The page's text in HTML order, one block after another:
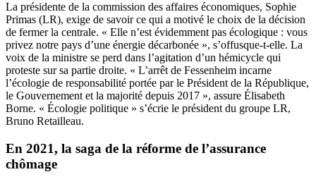
La présidente de la commission des affaires économiques, Sophie
Primas (LR), exige de savoir ce qui a motivé le choix de la décision
de fermer la centrale. « Elle n’est évidemment pas écologique : vous
privez notre pays d’une énergie décarbonée », s’offusque-t-elle. La
voix de la ministre se perd dans l’agitation d’un hémicycle qui
proteste sur sa partie droite. « L’arrêt de Fessenheim incarne
l’écologie de responsabilité portée par le Président de la République,
le Gouvernement et la majorité depuis 2017 », assure Élisabeth
Borne. « Écologie politique » s’écrie le président du groupe LR,
Bruno Retailleau.
En 2021, la saga de la réforme de l’assurance
chômage